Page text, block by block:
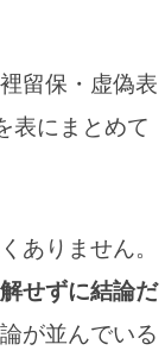
留保・虚偽表
表にまとめて
ありません。
せずに結論だ
が並んでいる